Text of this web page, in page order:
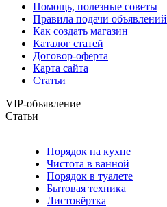
Помощь, полезные советы
Правила подачи объявлений
Как создать магазин
Каталог статей
Договор-оферта
Карта сайта
Статьи
VIP-объявление
Статьи
Порядок на кухне
Чистота в ванной
Порядок в туалете
Бытовая техника
Листовёртка